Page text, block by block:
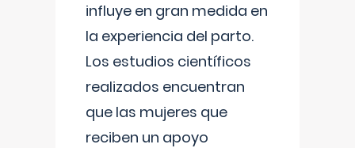
influye en gran medida en
la experiencia del parto.
Los estudios científicos
realizados encuentran
que las mujeres que
reciben un apoyo